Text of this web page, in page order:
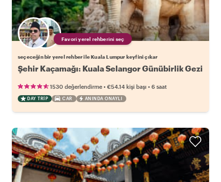
Favori yerel rehberini seç
seçeceğin bir yerel rehber ile Kuala Lumpur keyfini çıkar
Şehir Kaçamağı: Kuala Selangor Günübirlik Gezi
1530 değerlendirme • €54.14 kişi başı • 6 saat
DAY TRIP CAR ANINDA ONAYLI